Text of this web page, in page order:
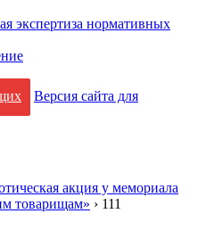
экспертиза нормативных
Версия сайта для
акция у мемориала
товарищам» › 111